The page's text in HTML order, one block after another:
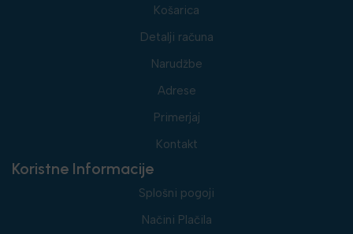
Košarica
Detalji računa
Narudžbe
Adrese
Primerjaj
Kontakt
Koristne Informacije
Splošni pogoji
Načini Plačila